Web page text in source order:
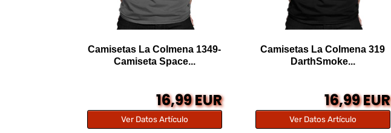
Camisetas La Colmena 1349-
Camiseta Space...
16,99 EUR
Ver Datos Artículo
Camisetas La Colmena 319
DarthSmoke...
16,99 EUR
Ver Datos Artículo